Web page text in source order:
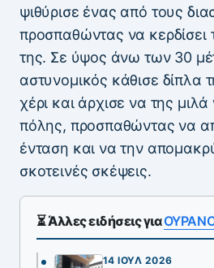
ψιθύρισε ένας από τους
προσπαθώντας να κερδίσει
της. Σε ύψος άνω των 30
αστυνομικός κάθισε δίπλα
χέρι και άρχισε να της μιλά
πόλης, προσπαθώντας να
ένταση και να την
σκοτεινές σκέψεις.
⏳ Άλλες ειδήσεις για
14 ΙΟΎΛ 2026